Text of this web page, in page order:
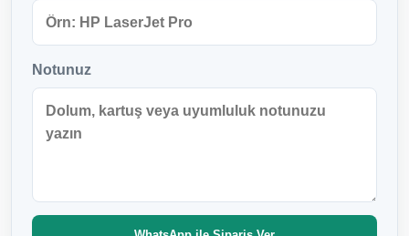
Notunuz